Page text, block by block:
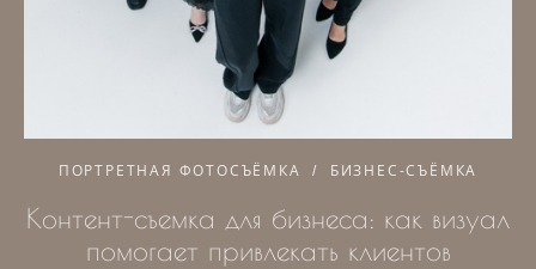
ПОРТРЕТНАЯ ФОТОСЪЁМКА БИЗНЕС-СЪЁМКА
Контент-съемка для бизнеса: как визуал
помогает привлекать клиентов